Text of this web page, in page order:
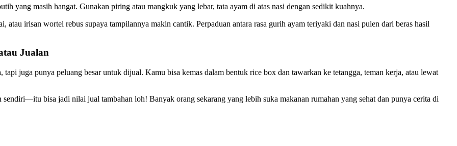
yang masih hangat. Gunakan piring atau mangkuk yang lebar, tata ayam di atas nasi dengan sedikit kuahnya.
irisan wortel rebus supaya tampilannya makin cantik. Perpaduan antara rasa gurih ayam teriyaki dan nasi pulen dari beras hasil
Jualan
juga punya peluang besar untuk dijual. Kamu bisa kemas dalam bentuk rice box dan tawarkan ke tetangga, teman kerja, atau lewat
bisa jadi nilai jual tambahan loh! Banyak orang sekarang yang lebih suka makanan rumahan yang sehat dan punya cerita di